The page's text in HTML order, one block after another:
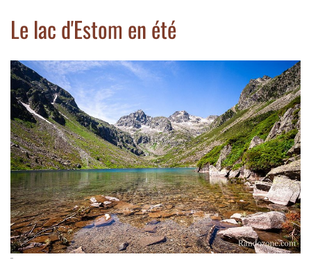
Le lac d'Estom en été